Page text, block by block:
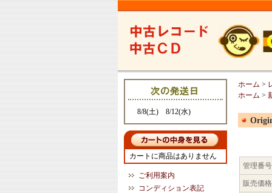
8/8(土) 8/12(水)
カートに商品はありません
ご利用案内
コンディション表記
ホーム >
ホーム >
管理番号
販売価格